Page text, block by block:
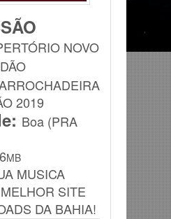
NOVO
2019
Boa (PRA
MB
MUSICA
SITE
DA BAHIA!